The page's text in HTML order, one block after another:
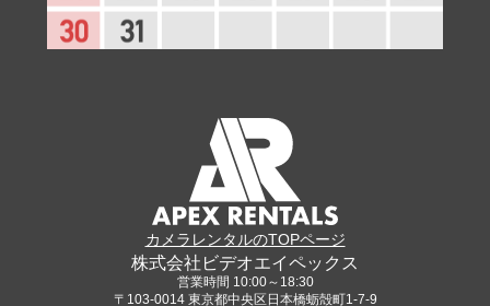
カメラレンタルのTOPページ
株式会社ビデオエイペックス
営業時間 10:00～18:30
〒103-0014 東京都中央区日本橋蛎殻町1-7-9